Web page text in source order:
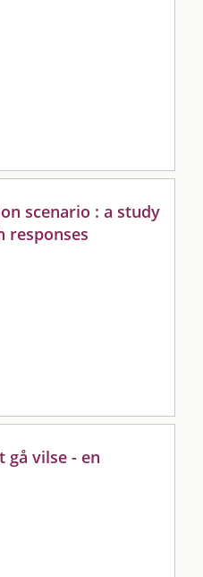
scenario : a study
responses
vilse - en